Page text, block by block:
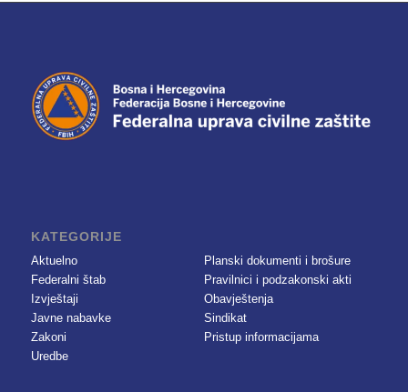
KATEGORIJE
Aktuelno
Federalni štab
Izvještaji
Javne nabavke
Zakoni
Uredbe
Planski dokumenti i brošure
Pravilnici i podzakonski akti
Obavještenja
Sindikat
Pristup informacijama